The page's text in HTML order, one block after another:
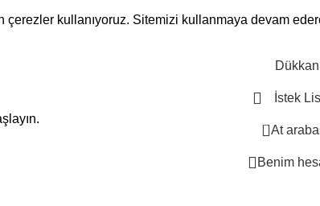
kullanıyoruz. Sitemizi kullanmaya devam
Dükkan
İstek
0 At
Benim